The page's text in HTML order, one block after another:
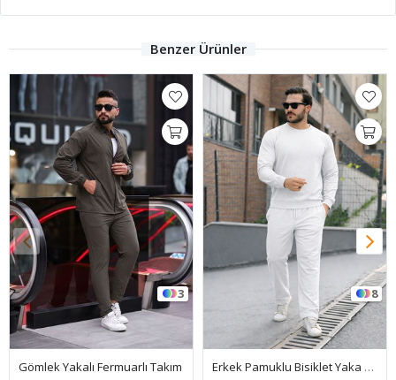
Benzer Ürünler
3
Gömlek Yakalı Fermuarlı Takım
8
Erkek Pamuklu Bisiklet Yaka Dar Beyaz Eşofman Takımı